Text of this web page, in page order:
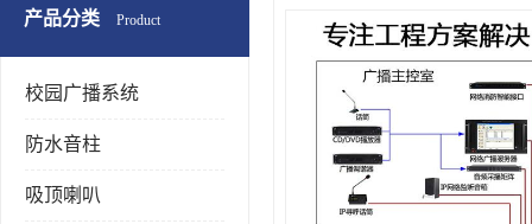
产品分类 Product
校园广播系统
防水音柱
吸顶喇叭